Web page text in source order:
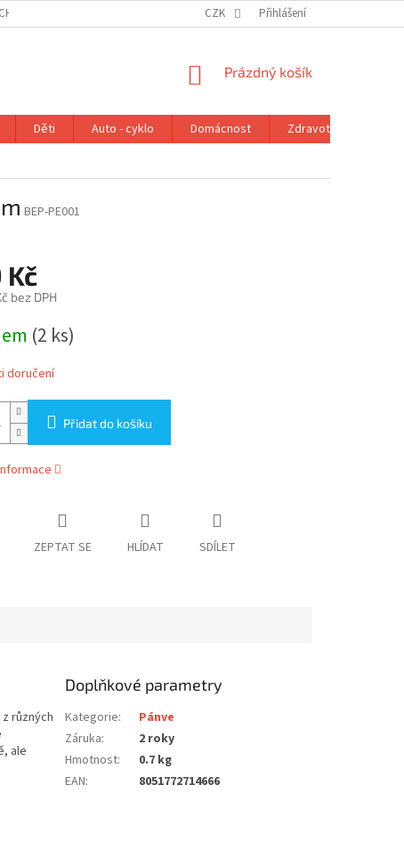
ÚDAJŮ VRÁCENÍ ZBOŽÍ V ZÁKONNÉ LHŮTĚ REKLAMAČNÍ ŘÁD
CZK Přihlášení
NÁKUPNÍ
Prázdný košík
Děti Auto - cyklo Domácnost
Zdravotní potřeby
BEP-PE001
Kč
bez DPH
(2 ks)
doručení
Přidat do košíku
ZEPTAT SE HLÍDAT SDÍLET
různých
ale
Doplňkové parametry
Kategorie:
Pánve
Záruka:
2 roky
Hmotnost:
0.7 kg
EAN: 8051772714666